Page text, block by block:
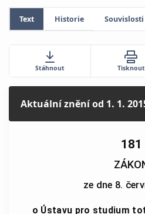
Text Historie Souvislosti
Stáhnout Tisknout
Aktuální zněníod 1. 1.
181
ze dne 8.
o Ústavu pro studium